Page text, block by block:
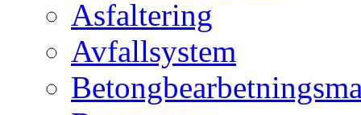
Asfaltering
Avfallsystem